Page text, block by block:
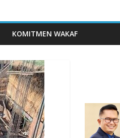
KOMITMEN WAKAF